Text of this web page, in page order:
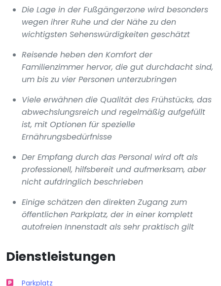
Die Lage in der Fußgängerzone wird besonders
wegen ihrer Ruhe und der Nähe zu den
wichtigsten Sehenswürdigkeiten geschätzt
Reisende heben den Komfort der
Familienzimmer hervor, die gut durchdacht sind,
um bis zu vier Personen unterzubringen
Viele erwähnen die Qualität des Frühstücks, das
abwechslungsreich und regelmäßig aufgefüllt
ist, mit Optionen für spezielle
Ernährungsbedürfnisse
Der Empfang durch das Personal wird oft als
professionell, hilfsbereit und aufmerksam, aber
nicht aufdringlich beschrieben
Einige schätzen den direkten Zugang zum
öffentlichen Parkplatz, der in einer komplett
autofreien Innenstadt als sehr praktisch gilt
Dienstleistungen
Parkplatz